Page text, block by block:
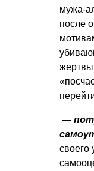
мужа-
после
жертвы
—
своего